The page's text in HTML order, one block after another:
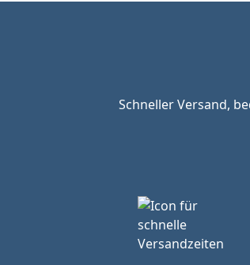
Schneller Versand,